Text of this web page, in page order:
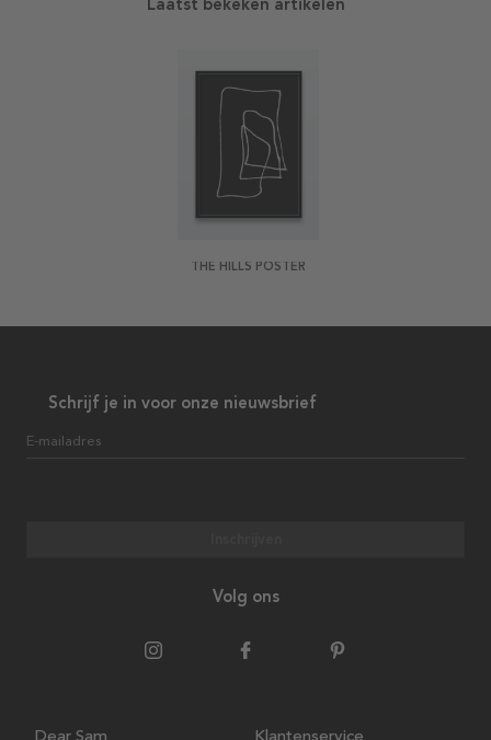
Laatst bekeken artikelen
THE HILLS POSTER
Schrijf je in voor onze nieuwsbrief
E-mailadres
Volg ons
Dear Sam Klantenservice